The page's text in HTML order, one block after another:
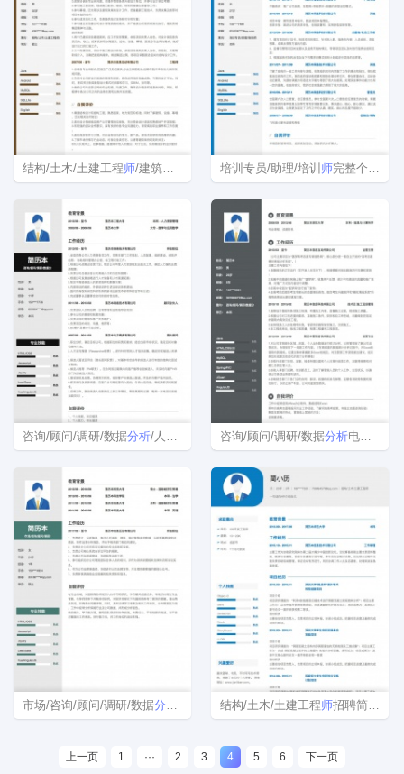
结构/土木/土建工程师/建筑设计师简历模板 培训专员/助理/培训 师完整个人简历样本
咨询/顾问/调研/数据分析/人力资源简历模板 咨询/顾问/调研/数据分析电子版简历模板下载word格式
市场/咨询/顾问/调研/数据分析 /保险简历模板结构/土木/土建工程师招聘简历模板下载word格式
上一页 1 ··· 2 3 4 5 6 下一页